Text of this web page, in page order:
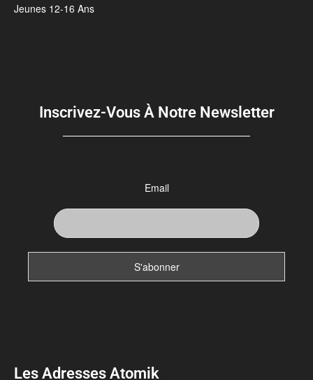
Jeunes 12-16 Ans
Inscrivez-Vous À Notre Newsletter
Email
Les Adresses Atomik